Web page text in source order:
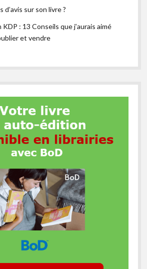
d’avis sur son livre ?
: 13 Conseils que j’aurais aimé
et vendre